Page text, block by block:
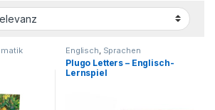
Englisch Sprachen
Plugo Letters – Englisch-
Lernspiel